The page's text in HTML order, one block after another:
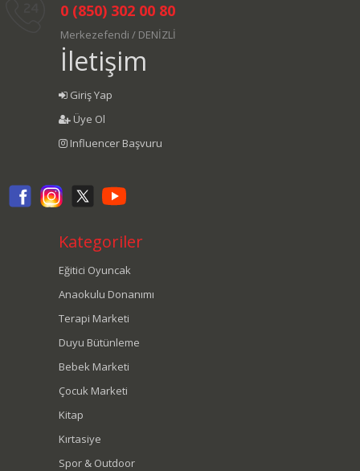
0 (850) 302 00 80
Merkezefendi / DENİZLİ
İletişim
Giriş Yap
Üye Ol
Influencer Başvuru
Kategoriler
Eğitici Oyuncak
Anaokulu Donanımı
Terapi Marketi
Duyu Bütünleme
Bebek Marketi
Çocuk Marketi
Kitap
Kırtasiye
Spor & Outdoor